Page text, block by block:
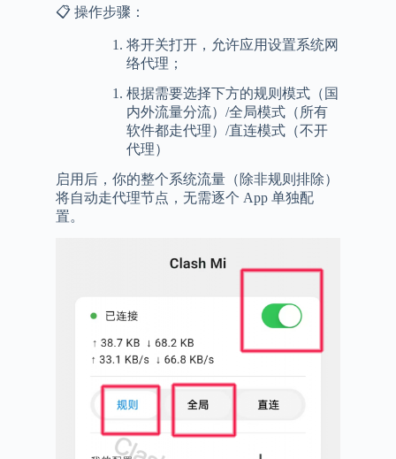
📋 操作步骤：
将开关打开，允许应用设置系统网
络代理；
根据需要选择下方的规则模式（国
内外流量分流）/全局模式（所有
软件都走代理）/直连模式（不开
代理）
启用后，你的整个系统流量（除非规则排除）
将自动走代理节点，无需逐个 App 单独配
置。